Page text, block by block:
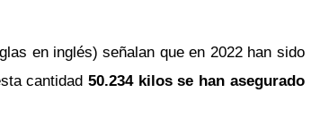
en inglés) señalan que en 2022 han sido
cantidad 50.234 kilos se han asegurado